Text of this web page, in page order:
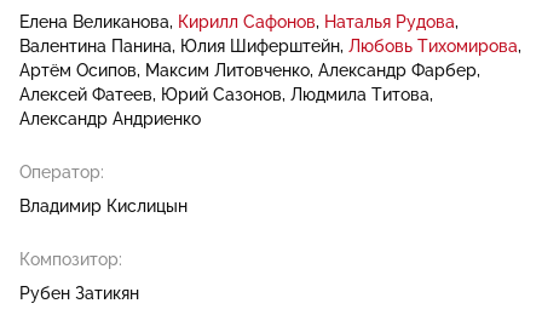
Елена Великанова Кирилл Сафонов
Наталья Рудова
Валентина Панина Юлия Шиферштейн Любовь Тихомирова
Артём Осипов
Максим Литовченко Александр Фарбер
Алексей Фатеев
Юрий Сазонов Людмила Титова
Александр Андриенко
Оператор:
Владимир Кислицын
Композитор:
Рубен Затикян